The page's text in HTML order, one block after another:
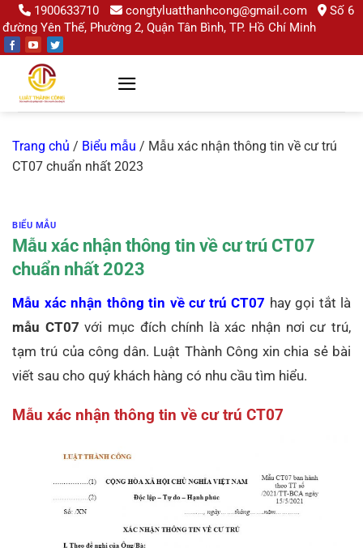
Chuyển
đến
nội
1900633710 congtyluatthanhcong@gmail.com
Số 6
đường Yên Thế, Phường 2, Quận Tân Bình, TP. Hồ Chí Minh
Trang chủ / Biểu mẫu / Mẫu xác nhận thông tin về cư trú
CT07 chuẩn nhất 2023
BIỂU MẪU
Mẫu xác nhận thông tin về cư trú CT07
chuẩn nhất 2023
Mẫu xác nhận thông tin về cư trú CT07 hay gọi tắt là
mẫu CT07 với mục đích chính là xác nhận nơi cư trú,
tạm trú của công dân. Luật Thành Công xin chia sẻ bài
viết sau cho quý khách hàng có nhu cầu tìm hiểu.
Mẫu xác nhận thông tin về cư trú CT07